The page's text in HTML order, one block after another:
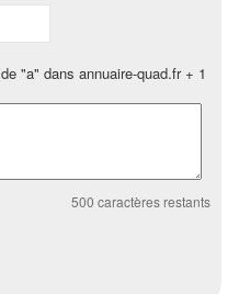
"a" dans annuaire-quad.fr + 1
500 caractères restants